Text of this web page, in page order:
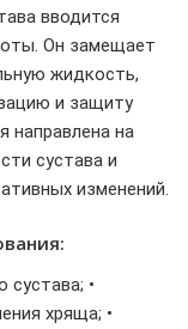
вводится
Он замещает
жидкость,
и защиту
направлена на
сустава и
изменений.
сустава; •
хряща; •